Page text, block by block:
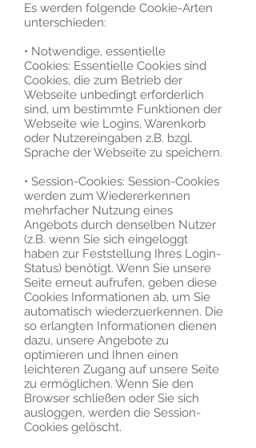
Es werden folgende Cookie-Arten
unterschieden:
• Notwendige, essentielle
Cookies: Essentielle Cookies sind
Cookies, die zum Betrieb der
Webseite unbedingt erforderlich
sind, um bestimmte Funktionen der
Webseite wie Logins, Warenkorb
oder Nutzereingaben z.B. bzgl.
Sprache der Webseite zu speichern.
• Session-Cookies: Session-Cookies
werden zum Wiedererkennen
mehrfacher Nutzung eines
Angebots durch denselben Nutzer
(z.B. wenn Sie sich eingeloggt
haben zur Feststellung Ihres Login-
Status) benötigt. Wenn Sie unsere
Seite erneut aufrufen, geben diese
Cookies Informationen ab, um Sie
automatisch wiederzuerkennen. Die
so erlangten Informationen dienen
dazu, unsere Angebote zu
optimieren und Ihnen einen
leichteren Zugang auf unsere Seite
zu ermöglichen. Wenn Sie den
Browser schließen oder Sie sich
ausloggen, werden die Session-
Cookies gelöscht.